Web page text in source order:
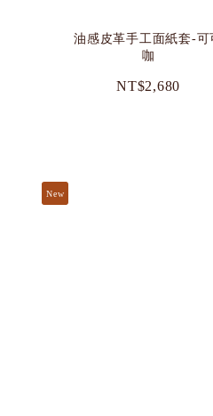
油感皮革手工面紙套-可
咖
NT$2,680
New